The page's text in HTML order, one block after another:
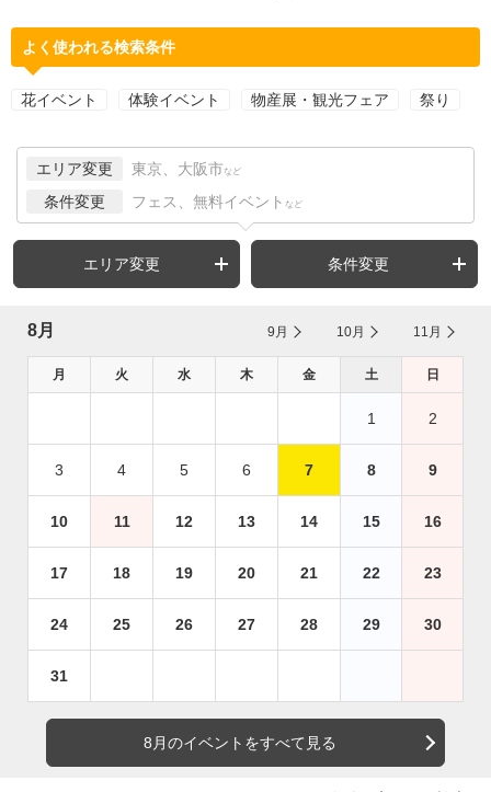
よく使われる検索条件
花イベント 体験イベント 物産展・観光フェア 祭り
エリア変更 東京、大阪市 など
条件変更 フェス、無料イベント など
エリア変更 条件変更
8月 9月 10月 11月
月 火 水 木 金 土 日
1 2
3 4 5 6 7 8 9
10 11 12 13 14 15 16
17 18 19 20 21 22 23
24 25 26 27 28 29 30
31
8月のイベントをすべて見る